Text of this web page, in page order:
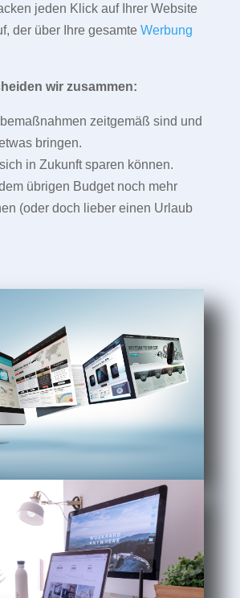
jeden Klick auf Ihrer Website
der über Ihre gesamte Werbung
wir zusammen:
zeitgemäß sind und
bringen.
in Zukunft sparen können.
übrigen Budget noch mehr
(oder doch lieber einen Urlaub